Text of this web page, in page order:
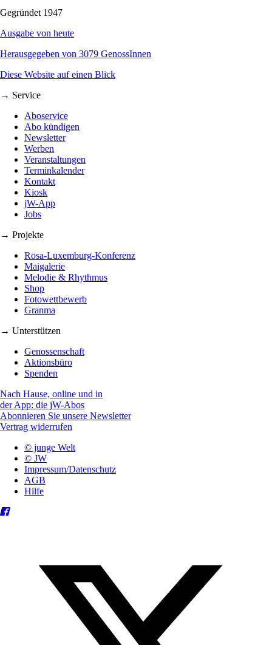
Gegründet 1947
Ausgabe von heute
Herausgegeben von 3079 GenossInnen
Diese Website auf einen Blick
→ Service
Aboservice
Abo kündigen
Newsletter
Werben
Veranstaltungen
Terminkalender
Kontakt
Kiosk
jW-App
Jobs
→ Projekte
Rosa-Luxemburg-Konferenz
Maigalerie
Melodie & Rhythmus
Shop
Fotowettbewerb
Granma
→ Unterstützen
Genossenschaft
Aktionsbüro
Spenden
Nach Hause, online und in
der App: die jW-Abos
Abonnieren Sie unsere Newsletter
Vertrag widerrufen
© junge Welt
© JW
Impressum/Datenschutz
AGB
Hilfe